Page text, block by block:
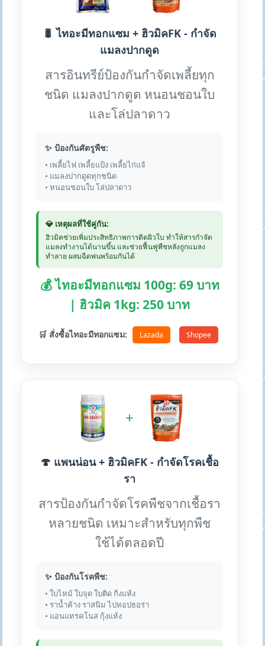
🐛 ไทอะมีทอกแซม + ฮิวมิคFK - กำจัด
แมลงปากดูด
สารอินทรีย์ป้องกันกำจัดเพลี้ยทุก
ชนิด แมลงปากดูด หนอนชอนใบ
และโล่ปลาดาว
✨ ป้องกันศัตรูพืช:
• เพลี้ยไฟ เพลี้ยแป้ง เพลี้ยไก่แจ้
• แมลงปากดูดทุกชนิด
• หนอนชอนใบ โล่ปลาดาว
💎 เหตุผลที่ใช้คู่กัน:
ฮิวมิคช่วยเพิ่มประสิทธิภาพการติดผิวใบ ทำให้สารกำจัด
แมลงทำงานได้นานขึ้น และช่วยฟื้นฟูพืชหลังถูกแมลง
ทำลาย ผสมฉีดพ่นพร้อมกันได้
💰 ไทอะมีทอกแซม 100g: 69 บาท
| ฮิวมิค 1kg: 250 บาท
🛒 สั่งซื้อไทอะมีทอกแซม: Lazada Shopee
+
🍄 แพนน่อน + ฮิวมิคFK - กำจัดโรคเชื้อ
รา
สารป้องกันกำจัดโรคพืชจากเชื้อรา
หลายชนิด เหมาะสำหรับทุกพืช
ใช้ได้ตลอดปี
✨ ป้องกันโรคพืช:
• ใบไหม้ ใบจุด ใบติด กิ่งแห้ง
• ราน้ำค้าง ราสนิม ไปทอปธอร่า
• แอนแทรคโนส กุ้งแห้ง